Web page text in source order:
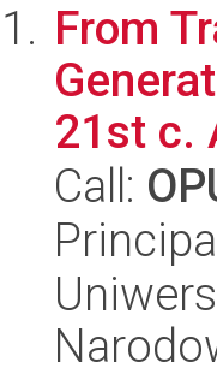
From
21st c.
Call: